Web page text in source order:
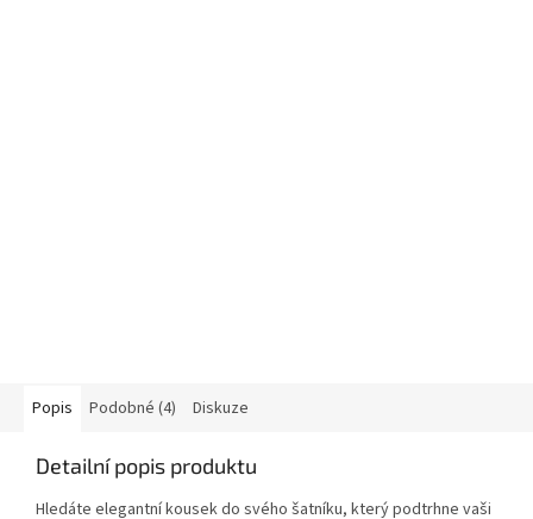
Popis Podobné (4) Diskuze
Detailní popis produktu
Hledáte elegantní kousek do svého šatníku, který podtrhne vaši